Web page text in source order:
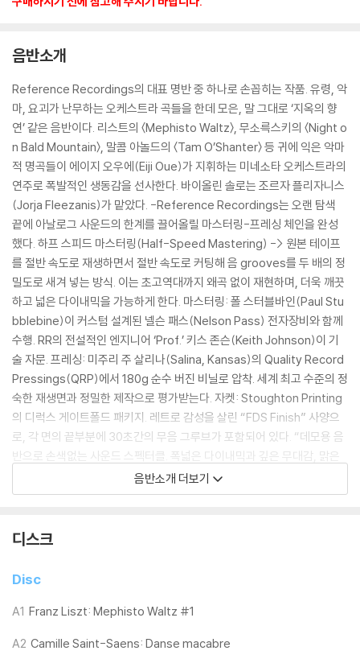
음반소개
Reference Recordings의 대표 명반 중 하나로 손꼽히는 작품. 유령, 악
마, 요괴가 난무하는 오케스트라 곡들을 한데 모은, 말 그대로 ‘지옥의 향
연’ 같은 음반이다. 리스트의 〈Mephisto Waltz〉, 무소륵스키의 〈Night o
n Bald Mountain〉, 말콤 아놀드의 〈Tam O’Shanter〉 등 귀에 익은 악마
적 명곡들이 에이지 오우에(Eiji Oue)가 지휘하는 미네소타 오케스트라의
연주로 폭발적인 생동감을 선사한다. 바이올린 솔로는 조르자 플리자니스
(Jorja Fleezanis)가 맡았다. -Reference Recordings는 오랜 탐색
끝에 아날로그 사운드의 한계를 끌어올릴 마스터링-프레싱 체인을 완성
했다. 하프 스피드 마스터링(Half-Speed Mastering) -> 원본 테이프
를 절반 속도로 재생하면서 절반 속도로 커팅해 음 grooves를 두 배의 정
밀도로 새겨 넣는 방식. 이는 초고역대까지 왜곡 없이 재현하며, 더욱 깨끗
하고 넓은 다이내믹을 가능하게 한다. 마스터링: 폴 스터블바인(Paul Stu
bblebine)이 커스텀 설계된 넬슨 패스(Nelson Pass) 전자장비와 함께
수행. RR의 전설적인 엔지니어 ‘Prof.’ 키스 존슨(Keith Johnson)이 기
술 자문. 프레싱: 미주리 주 살리나(Salina, Kansas)의 Quality Record
Pressings(QRP)에서 180g 순수 버진 비닐로 압착. 세계 최고 수준의 정
숙한 재생면과 정밀한 제작으로 평가받는다. 자켓: Stoughton Printing
의 디럭스 게이트폴드 패키지. 레트로 감성을 살린 “FDS Finish” 사양으
로, 각 면의 끝부분에 30초간의 무음 그루브가 포함되어 있다. “데모용 음
반으로 손색없는 사운드 스펙터클. 폭넓은 다이내믹과 깊은 무대감, 맑은
현악의 질감이 압도적이다.” - Michael Fremer, Analog Planet (Musi
c 11/11, Sound 11/11) “심장이 약한 사람은 조심해야 할 수준의 긴장감.”
천부적인 쇼맨십으로 오케스트라를 완벽히 이끈다.” - David Denton, T
Mastered -Pressed at Quality Record Pressings (QRP) -Stou
LP 구매시 참고 사항 안내드립니다.
음반소개 더보기
디스크
Disc
A1 Franz Liszt: Mephisto Waltz #1
A2 Camille Saint-Saens: Danse macabre